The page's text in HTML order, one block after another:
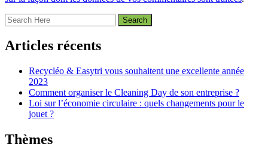
Articles récents
Recycléo & Easytri vous souhaitent une excellente année
2023
Comment organiser le Cleaning Day de son entreprise ?
Loi sur l’économie circulaire : quels changements pour le
jouet ?
Thèmes